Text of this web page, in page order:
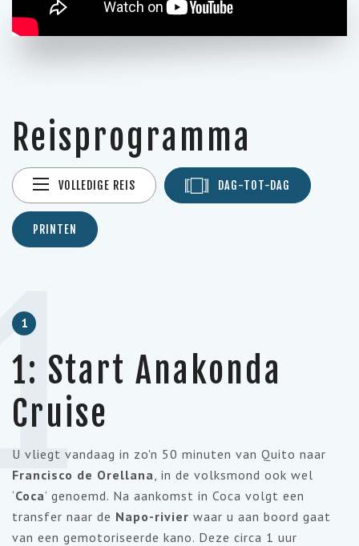
Reisprogramma
VOLLEDIGE REIS DAG-TOT-DAG
PRINTEN
1
1: Start Anakonda
Cruise
U vliegt vandaag in zo'n 50 minuten van Quito naar
Francisco de Orellana, in de volksmond ook wel
‘Coca’ genoemd. Na aankomst in Coca volgt een
transfer naar de Napo-rivier waar u aan boord gaat
van een gemotoriseerde kano. Deze circa 1 uur